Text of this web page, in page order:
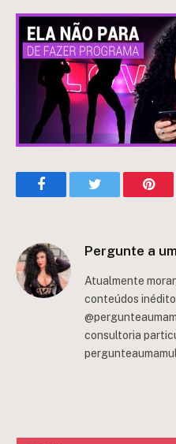
FacebookTwitter
Pergunte a
Atualmente
conteúdos
consultoria